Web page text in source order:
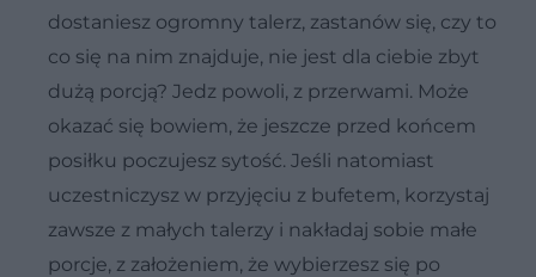
dostaniesz ogromny talerz, zastanów się, czy to
co się na nim znajduje, nie jest dla ciebie zbyt
dużą porcją? Jedz powoli, z przerwami. Może
okazać się bowiem, że jeszcze przed końcem
posiłku poczujesz sytość. Jeśli natomiast
uczestniczysz w przyjęciu z bufetem, korzystaj
zawsze z małych talerzy i nakładaj sobie małe
porcje, z założeniem, że wybierzesz się po